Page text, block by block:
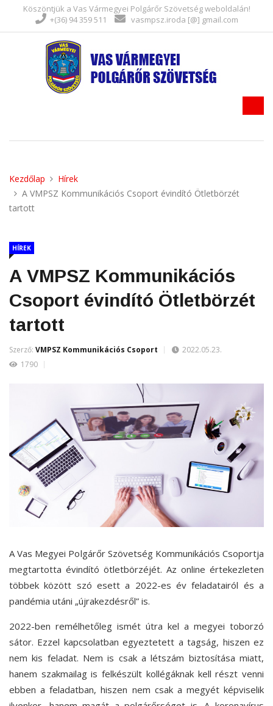
Köszöntjük a Vas Vármegyei Polgárőr Szövetség weboldalán!
+(36) 94 359 511
vasmpsz.iroda [@] gmail.com
Kezdőlap
Hírek
A VMPSZ Kommunikációs Csoport évindító Ötletbörzét
tartott
HÍREK
A VMPSZ Kommunikációs
Csoport évindító Ötletbörzét
tartott
Szerző: VMPSZ Kommunikációs Csoport
2022.05.23.
1790
A Vas Megyei Polgárőr Szövetség Kommunikációs Csoportja
megtartotta évindító ötletbörzéjét. Az online értekezleten
többek között szó esett a 2022-es év feladatairól és a
pandémia utáni „újrakezdésről” is.
2022-ben remélhetőleg ismét útra kel a megyei toborzó
sátor. Ezzel kapcsolatban egyeztetett a tagság, hiszen ez
nem kis feladat. Nem is csak a létszám biztosítása miatt,
hanem szakmailag is felkészült kollégáknak kell részt venni
ebben a feladatban, hiszen nem csak a megyét képviselik